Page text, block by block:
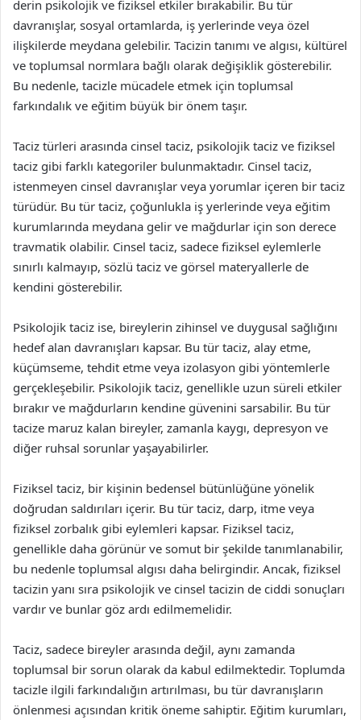
derin psikolojik ve fiziksel etkiler bırakabilir. Bu tür
davranışlar, sosyal ortamlarda, iş yerlerinde veya özel
ilişkilerde meydana gelebilir. Tacizin tanımı ve algısı, kültürel
ve toplumsal normlara bağlı olarak değişiklik gösterebilir.
Bu nedenle, tacizle mücadele etmek için toplumsal
farkındalık ve eğitim büyük bir önem taşır.
Taciz türleri arasında cinsel taciz, psikolojik taciz ve fiziksel
taciz gibi farklı kategoriler bulunmaktadır. Cinsel taciz,
istenmeyen cinsel davranışlar veya yorumlar içeren bir taciz
türüdür. Bu tür taciz, çoğunlukla iş yerlerinde veya eğitim
kurumlarında meydana gelir ve mağdurlar için son derece
travmatik olabilir. Cinsel taciz, sadece fiziksel eylemlerle
sınırlı kalmayıp, sözlü taciz ve görsel materyallerle de
kendini gösterebilir.
Psikolojik taciz ise, bireylerin zihinsel ve duygusal sağlığını
hedef alan davranışları kapsar. Bu tür taciz, alay etme,
küçümseme, tehdit etme veya izolasyon gibi yöntemlerle
gerçekleşebilir. Psikolojik taciz, genellikle uzun süreli etkiler
bırakır ve mağdurların kendine güvenini sarsabilir. Bu tür
tacize maruz kalan bireyler, zamanla kaygı, depresyon ve
diğer ruhsal sorunlar yaşayabilirler.
Fiziksel taciz, bir kişinin bedensel bütünlüğüne yönelik
doğrudan saldırıları içerir. Bu tür taciz, darp, itme veya
fiziksel zorbalık gibi eylemleri kapsar. Fiziksel taciz,
genellikle daha görünür ve somut bir şekilde tanımlanabilir,
bu nedenle toplumsal algısı daha belirgindir. Ancak, fiziksel
tacizin yanı sıra psikolojik ve cinsel tacizin de ciddi sonuçları
vardır ve bunlar göz ardı edilmemelidir.
Taciz, sadece bireyler arasında değil, aynı zamanda
toplumsal bir sorun olarak da kabul edilmektedir. Toplumda
tacizle ilgili farkındalığın artırılması, bu tür davranışların
önlenmesi açısından kritik öneme sahiptir. Eğitim kurumları,